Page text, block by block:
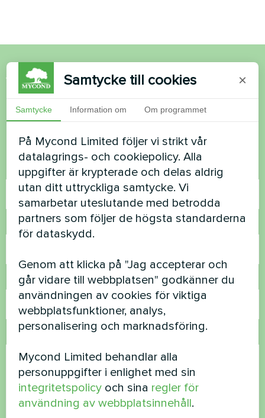
Vill du köpa eller har du
frågor?
Kontakta oss så hjälper vi dig
Namn
Telefonnummer
E-post
Kommentar
Samtycke till cookies ×
Samtycke Information om Om programmet
På Mycond Limited följer vi strikt vår
datalagrings- och cookiepolicy. Alla
uppgifter är krypterade och delas aldrig
utan ditt uttryckliga samtycke. Vi
samarbetar uteslutande med betrodda
partners som följer de högsta standarderna
för dataskydd.
Genom att klicka på "Jag accepterar och
går vidare till webbplatsen" godkänner du
användningen av cookies för viktiga
webbplatsfunktioner, analys,
personalisering och marknadsföring.
Mycond Limited behandlar alla
personuppgifter i enlighet med sin
integritetspolicy och sina regler för
användning av webbplatsinnehåll.